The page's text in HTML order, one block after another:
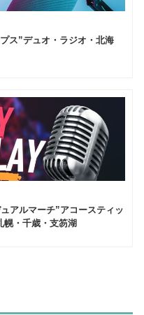
ス”デュオ・ラジオ・北海
アルマーチ”アコースティッ
幌・千歳・支笏湖